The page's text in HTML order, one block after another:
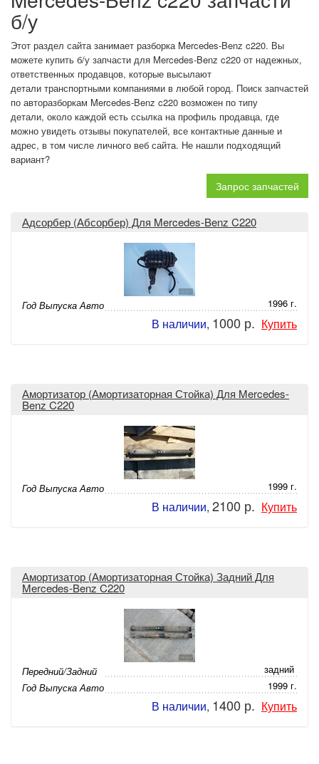
б/у
Этот раздел сайта занимает разборка Mercedes-Benz c220. Вы
можете купить б/у запчасти для Mercedes-Benz c220 от надежных,
ответственных продавцов, которые высылают
детали транспортными компаниями в любой город. Поиск запчастей
по авторазборкам Mercedes-Benz c220 возможен по типу
детали, около каждой есть ссылка на профиль продавца, где
можно увидеть отзывы покупателей, все контактные данные и
адрес, в том числе личного веб сайта. Не нашли подходящий
вариант?
Запрос запчастей
Адсорбер (Абсорбер) Для Mercedes-Benz C220
Год Выпуска Авто 1996 г.
В наличии, 1000 р. Купить
Амортизатор (Амортизаторная Стойка) Для Mercedes-
Benz C220
Год Выпуска Авто 1999 г.
В наличии, 2100 р. Купить
Амортизатор (Амортизаторная Стойка) Задний Для
Mercedes-Benz C220
Передний/Задний
задний
Год Выпуска Авто
1999 г.
В наличии, 1400 р. Купить